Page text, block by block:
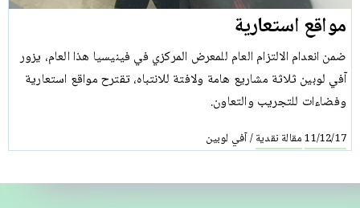
مواقع استعارية
ضمن انعدام الالتزام العام للمعرض المركزي في فينيسيا هذا العام، يزور
آفي لوبين ثلاثة مشاريع هامة ولافتة للانتباه، تقترح مواقع استعارية
وفضاءات للتجريب والتعاون.
11/12/17مقالة نقدية/آفي لوبين